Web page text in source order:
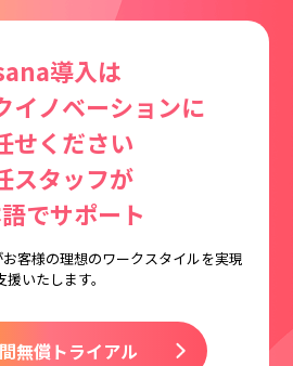
導入は
イノベーションに
せください
スタッフが
でサポート
客様の理想のワークスタイルを実現
いたします。
無償トライアル